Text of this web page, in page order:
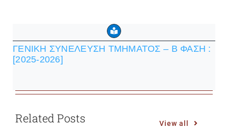
ΓΕΝΙΚΗ ΣΥΝΕΛΕΥΣΗ ΤΜΗΜΑΤΟΣ – Β ΦΑΣΗ :
[2025-2026]
Related Posts View all